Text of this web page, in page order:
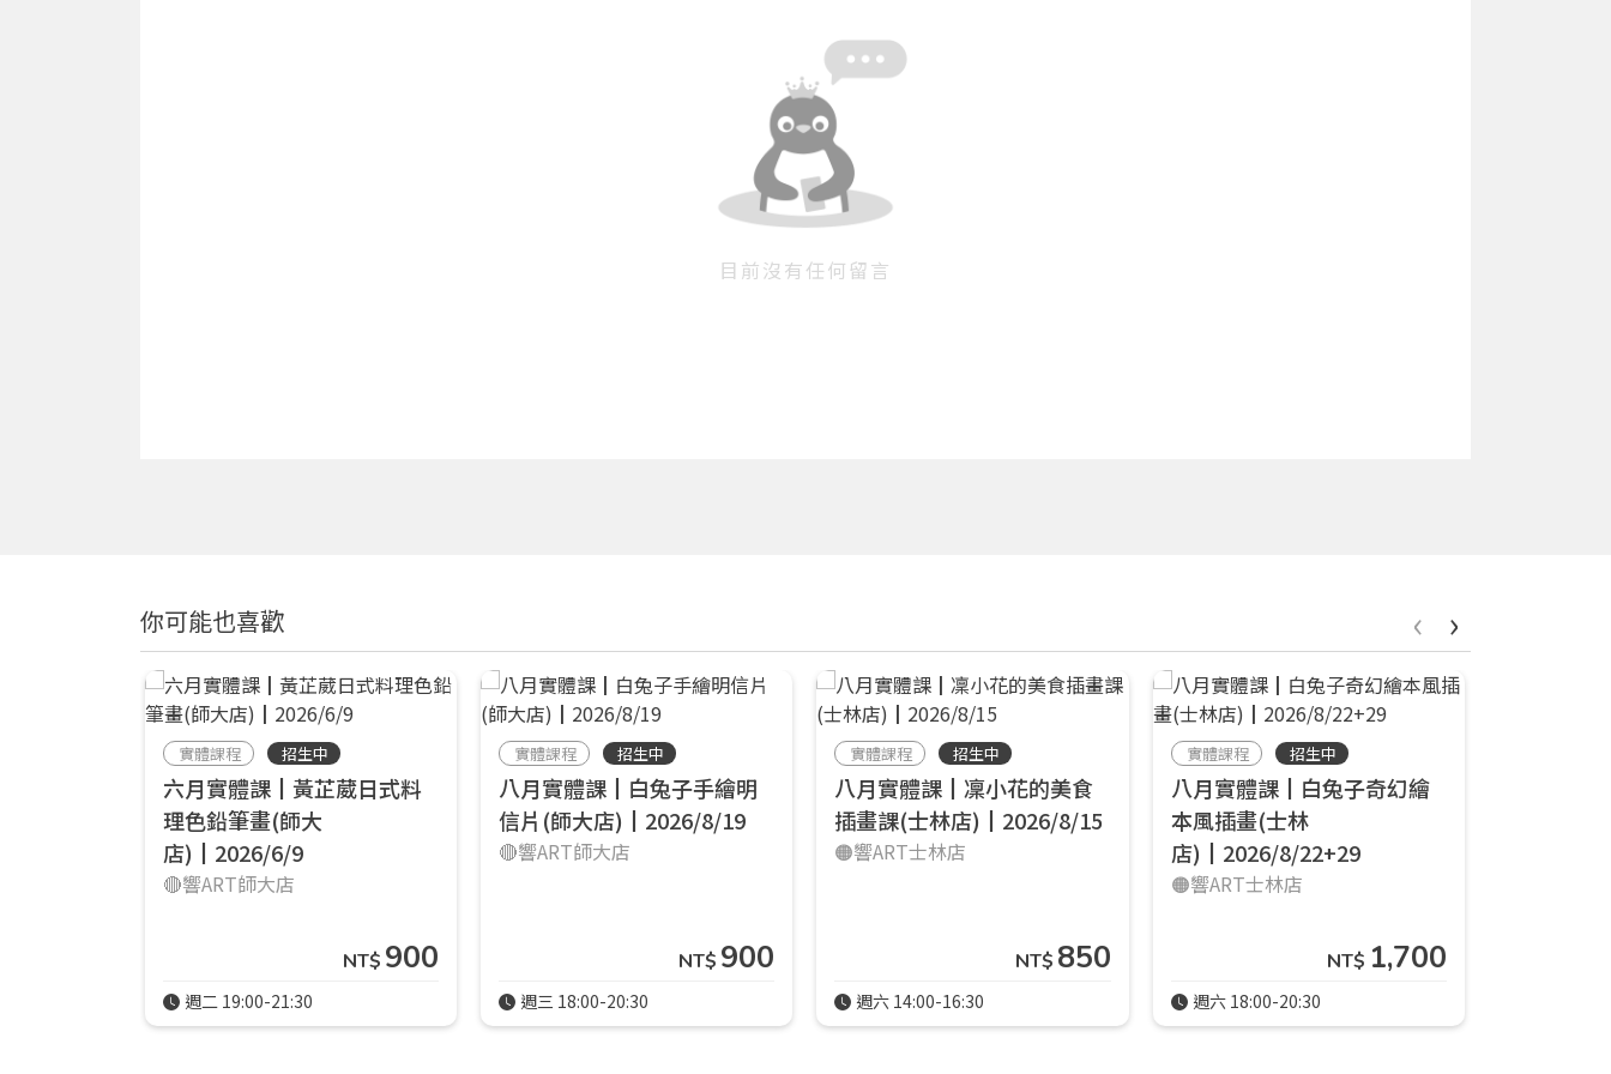
目前沒有任何留言
你可能也喜歡
實體課程 招生中
六月實體課┃黃芷葳日式料
理色鉛筆畫(師大
店)┃2026/6/9
🔴響ART師大店
NT$ 900
週二 19:00-21:30
實體課程 招生中
八月實體課┃白兔子手繪明
信片(師大店)┃2026/8/19
🔴響ART師大店
NT$ 900
週三 18:00-20:30
實體課程 招生中
八月實體課┃凜小花的美食
插畫課(士林店)┃2026/8/15
🟠響ART士林店
NT$ 850
週六 14:00-16:30
實體課程 招生中
八月實體課┃白兔子奇幻繪
本風插畫(士林
店)┃2026/8/22+29
🟠響ART士林店
NT$ 1,700
週六 18:00-20:30
‹ ›